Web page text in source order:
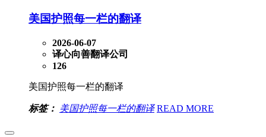
美国护照每一栏的翻译
2026-06-07
译心向善翻译公司
126
美国护照每一栏的翻译
标签： 美国护照每一栏的翻译 READ MORE